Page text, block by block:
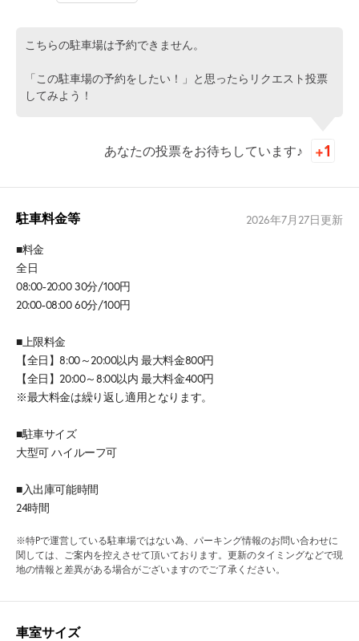
こちらの駐車場は予約できません。
「この駐車場の予約をしたい！」と思ったらリクエスト投票
してみよう！
あなたの投票をお待ちしています♪
駐車料金等 2026年7月27日更新
■料金
全日
08:00-20:00 30分/100円
20:00-08:00 60分/100円
■上限料金
【全日】8:00～20:00以内 最大料金800円
【全日】20:00～8:00以内 最大料金400円
※最大料金は繰り返し適用となります。
■駐車サイズ
大型可 ハイルーフ可
■入出庫可能時間
24時間
※特Pで運営している駐車場ではない為、パーキング情報のお問い合わせに
関しては、ご案内を控えさせて頂いております。更新のタイミングなどで現
地の情報と差異がある場合がございますのでご了承ください。
車室サイズ